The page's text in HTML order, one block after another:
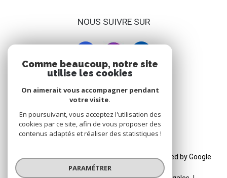
NOUS SUIVRE SUR
ADHÉRENT
© 2026 | Tous droits réservés | Traduction powered by Google
Comme beaucoup, notre site
utilise les cookies
On aimerait vous accompagner pendant
votre visite.
En poursuivant, vous acceptez l'utilisation des
cookies par ce site, afin de vous proposer des
contenus adaptés et réaliser des statistiques !
PARAMÉTRER